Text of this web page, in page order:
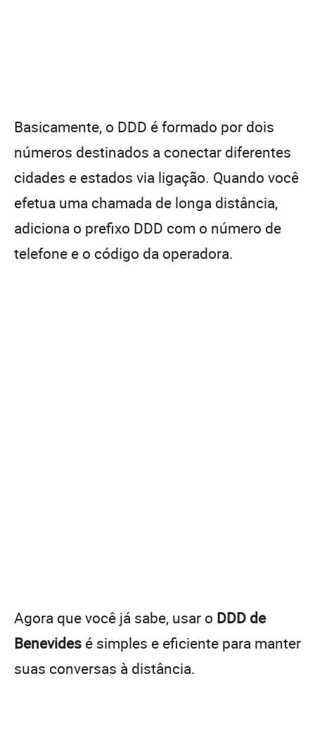
Basicamente, o DDD é formado por dois
números destinados a conectar diferentes
cidades e estados via ligação. Quando você
efetua uma chamada de longa distância,
adiciona o prefixo DDD com o número de
telefone e o código da operadora.
Agora que você já sabe, usar o DDD de
Benevides é simples e eficiente para manter
suas conversas à distância.